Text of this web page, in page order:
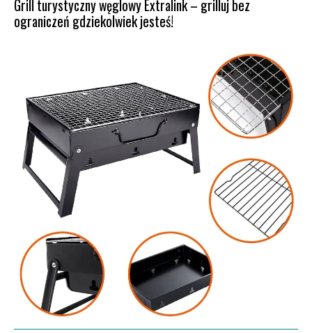
Grill turystyczny węglowy Extralink – grilluj bez
ograniczeń gdziekolwiek jesteś!